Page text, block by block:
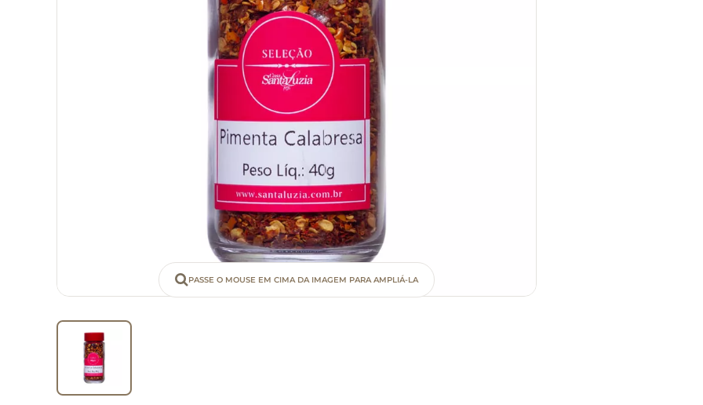
PASSE O MOUSE EM CIMA DA IMAGEM PARA AMPLIÁ-LA